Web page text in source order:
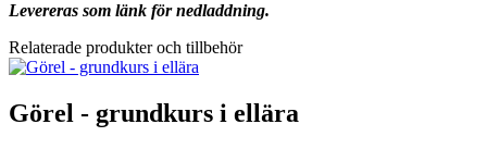
Levereras som länk för nedladdning.
Relaterade produkter och tillbehör
Görel - grundkurs i ellära